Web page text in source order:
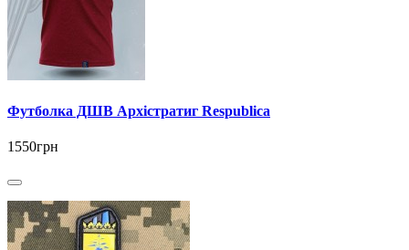
Футболка ДШВ Архістратиг Respublica
1550грн